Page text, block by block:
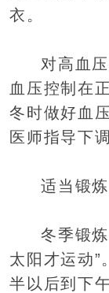
衣。
对高血
血压控制在
冬时做好血
医师指导下
适当锻炼
冬季锻
太阳才运动”
半以后到下